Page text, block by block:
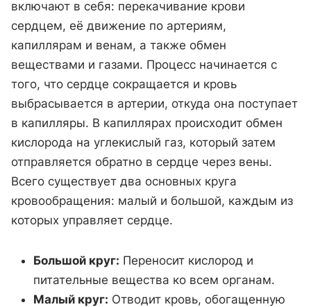
включают в себя: перекачивание крови
сердцем, её движение по артериям,
капиллярам и венам, а также обмен
веществами и газами. Процесс начинается с
того, что сердце сокращается и кровь
выбрасывается в артерии, откуда она поступает
в капилляры. В капиллярах происходит обмен
кислорода на углекислый газ, который затем
отправляется обратно в сердце через вены.
Всего существует два основных круга
кровообращения: малый и большой, каждым из
которых управляет сердце.
Большой круг: Переносит кислород и
питательные вещества ко всем органам.
Малый круг: Отводит кровь, обогащенную